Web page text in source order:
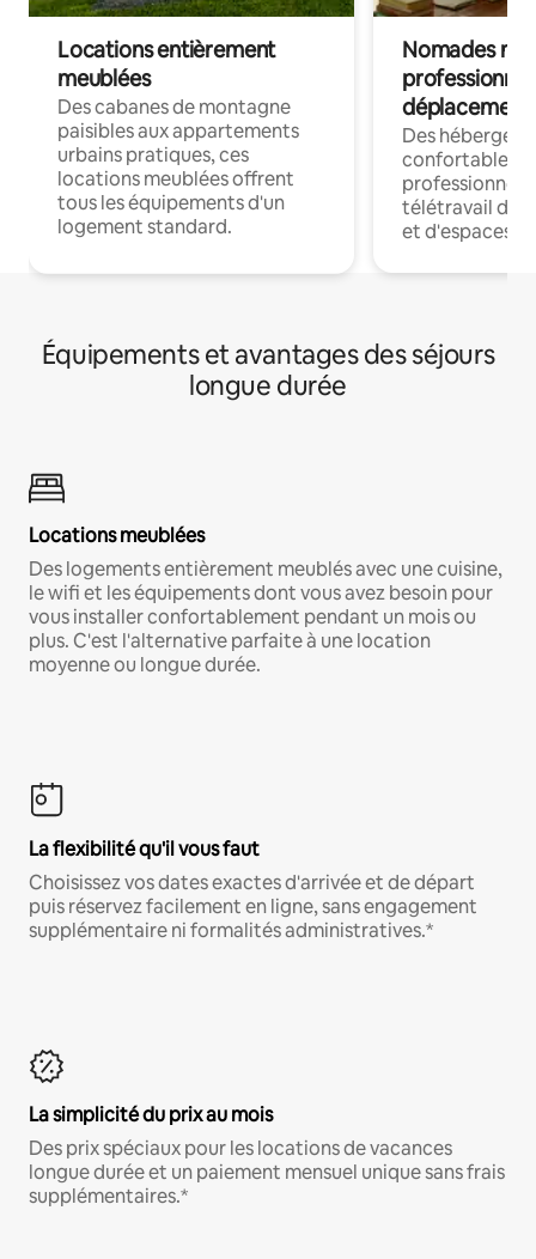
Locations entièrement
meublées
Des cabanes de montagne
paisibles aux appartements
urbains pratiques, ces
locations meublées offrent
tous les équipements d'un
logement standard.
Nomades
déplacement
Des
confortables
professionnels
télétravail
et d'espaces
Équipements et avantages des séjours
longue durée
Locations meublées
Des logements entièrement meublés avec une cuisine,
le wifi et les équipements dont vous avez besoin pour
vous installer confortablement pendant un mois ou
plus. C'est l'alternative parfaite à une location
moyenne ou longue durée.
La flexibilité qu'il vous faut
Choisissez vos dates exactes d'arrivée et de départ
puis réservez facilement en ligne, sans engagement
supplémentaire ni formalités administratives.*
La simplicité du prix au mois
Des prix spéciaux pour les locations de vacances
longue durée et un paiement mensuel unique sans frais
supplémentaires.*